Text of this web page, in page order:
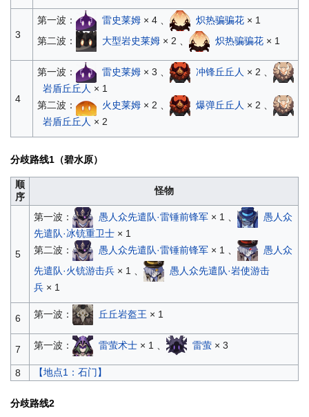
3
第一波： 雷史莱姆× 4 、 炽热骗骗花× 1
第二波：
大型岩史莱姆× 2 、 炽热骗骗花× 1
4
第一波： 雷史莱姆× 3 、 冲锋丘丘人 × 2 、
岩盾丘丘人 × 1
第二波：
火史莱姆× 2 、 爆弹丘丘人 × 2 、
岩盾丘丘人 × 2
分歧路线1（碧水原）
顺
序
怪物
5
第一波： 愚人众先遣队·雷锤前锋军× 1 、
愚人众
先遣队·冰铳重卫士× 1
第二波：
愚人众先遣队·雷锤前锋军× 1 、
愚人众
先遣队·火铳游击兵× 1 、
愚人众先遣队·岩使游击
兵× 1
6 第一波： 丘丘岩盔王 × 1
7 第一波： 雷萤术士× 1 、 雷萤× 3
8 【地点1：石门】
分歧路线2